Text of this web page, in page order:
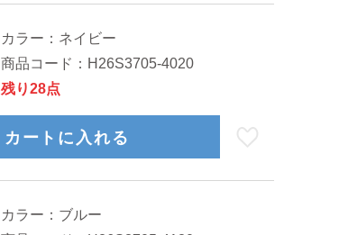
カラー： ネイビー
商品コード： H26S3705-4020
残り28点
カートに入れる
カラー： ブルー